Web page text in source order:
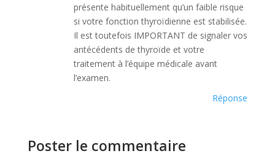
présente habituellement qu’un faible risque
si votre fonction thyroïdienne est stabilisée.
Il est toutefois IMPORTANT de signaler vos
antécédents de thyroïde et votre
traitement à l’équipe médicale avant
l’examen.
Réponse
Poster le commentaire